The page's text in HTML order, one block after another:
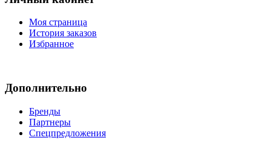
Моя страница
История заказов
Избранное
Дополнительно
Бренды
Партнеры
Спецпредложения